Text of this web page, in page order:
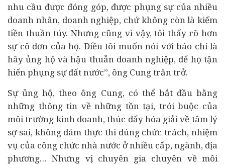
nhu cầu được đóng góp, được phụng sự của nhiều
doanh nhân, doanh nghiệp, chứ không còn là kiếm
tiền thuần túy. Nhưng cũng vì vậy, tôi thấy rõ hơn
sự cô đơn của họ. Điều tôi muốn nói với báo chí là
hãy ủng hộ và hậu thuẫn doanh nghiệp, để họ tận
hiến phụng sự đất nước”, ông Cung trăn trở.
Sự ủng hộ, theo ông Cung, có thể bắt đầu bằng
những thông tin về những tồn tại, trói buộc của
môi trường kinh doanh, thúc đẩy hóa giải về tâm lý
sợ sai, không dám thực thi đúng chức trách, nhiệm
vụ của công chức nhà nước ở nhiều cấp, ngành, địa
phương… Nhưng vị chuyên gia chuyên về môi